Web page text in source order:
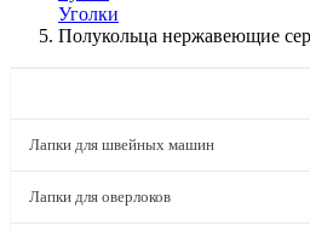
Уголки
Полукольца нержавеющие
Лапки для швейных машин
Лапки для оверлоков